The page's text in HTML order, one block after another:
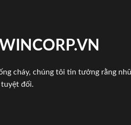
cháy, chúng tôi tin tưởng rằng
tuyệt đối.